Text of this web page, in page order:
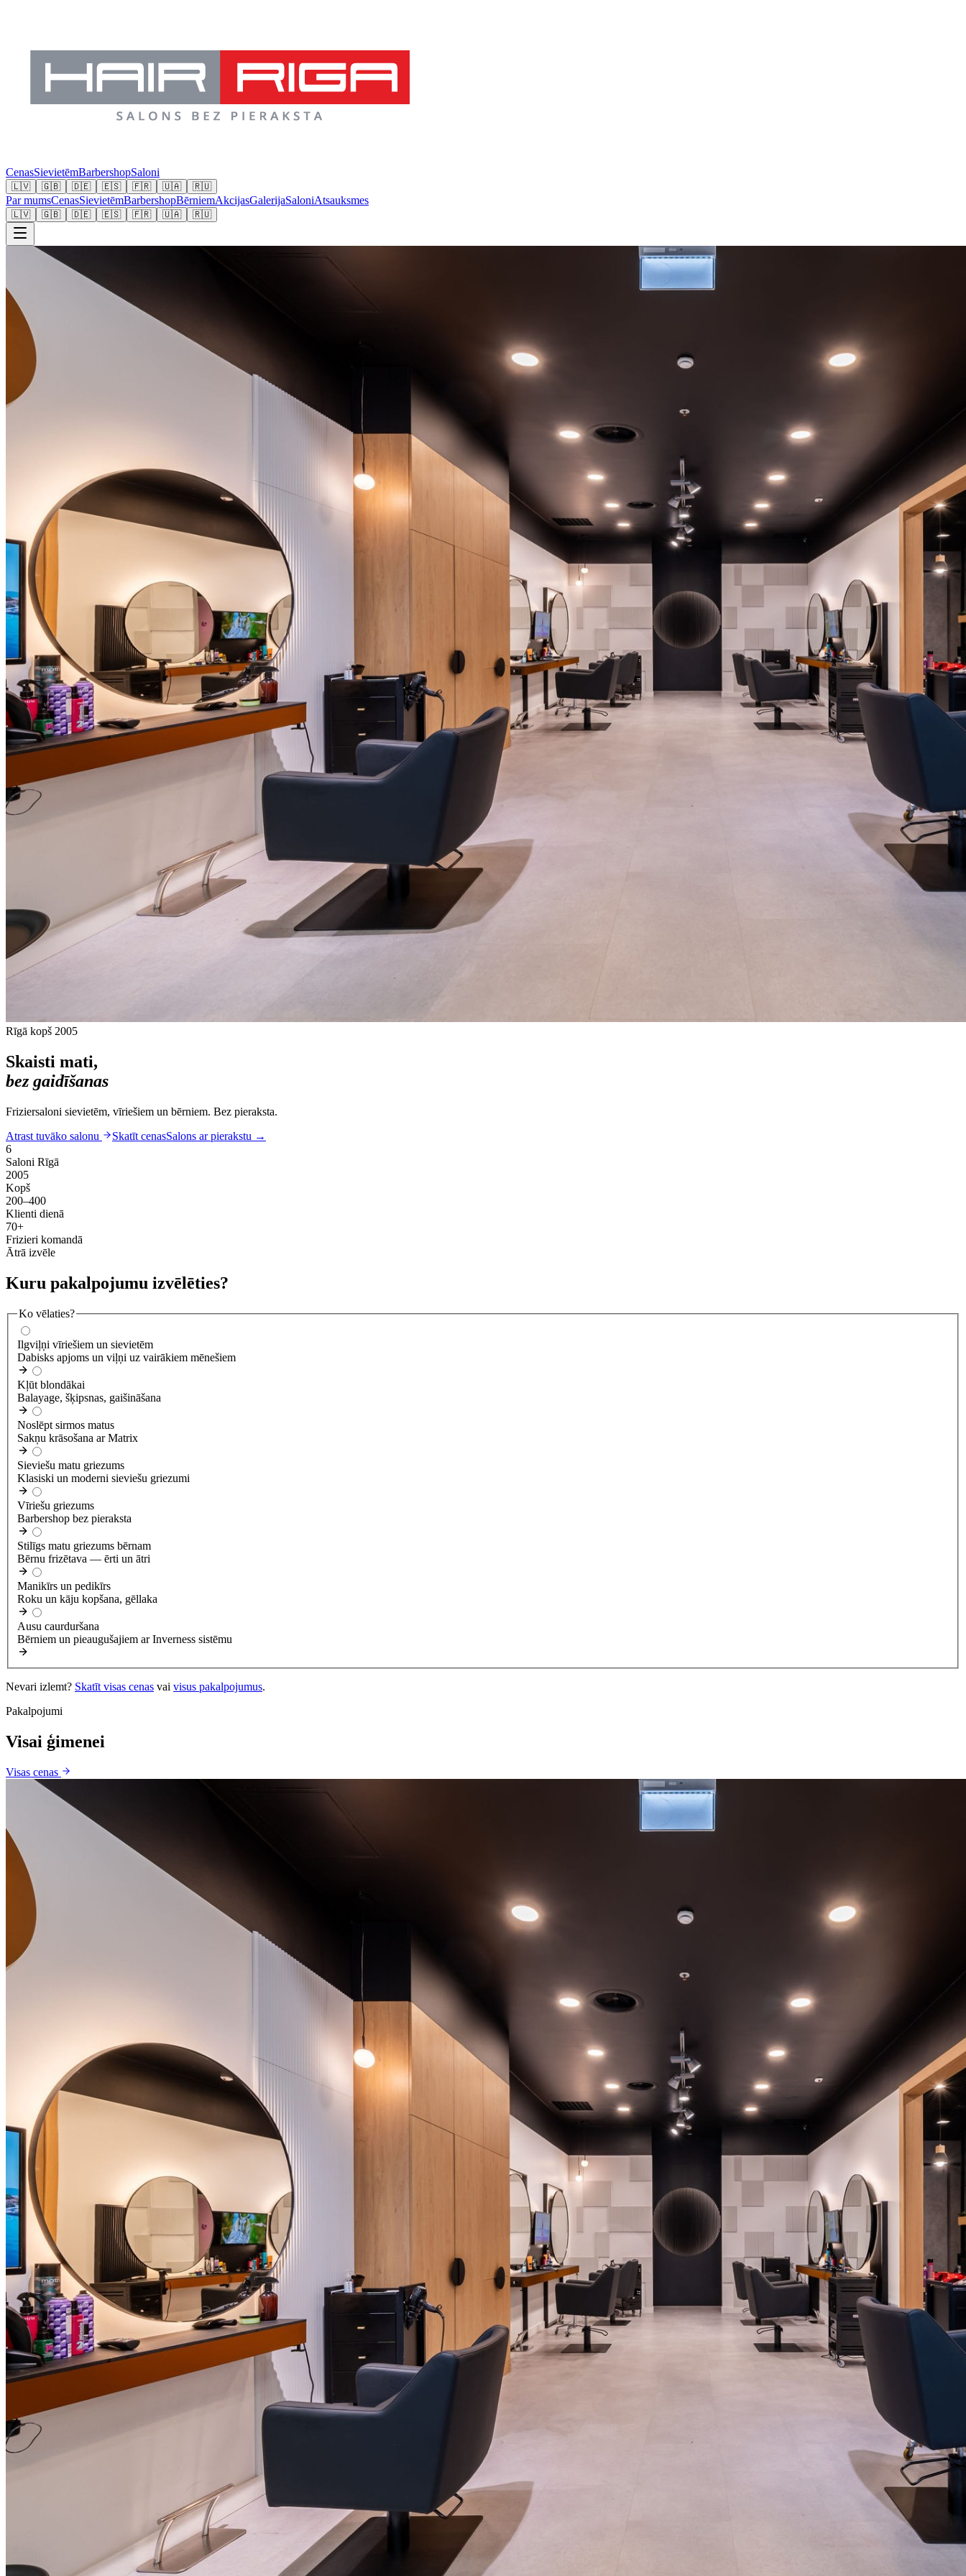
CenasSievietēmBarbershopSaloni
🇱🇻 🇬🇧 🇩🇪 🇪🇸 🇫🇷 🇺🇦 🇷🇺
Par mumsCenasSievietēmBarbershopBērniemAkcijasGalerijaSaloniAtsauksmes
🇱🇻 🇬🇧 🇩🇪 🇪🇸 🇫🇷 🇺🇦 🇷🇺
Rīgā kopš 2005
Skaisti mati,
bez gaidīšanas
Friziersaloni sievietēm, vīriešiem un bērniem. Bez pieraksta.
Atrast tuvāko salonu
Skatīt cenasSalons ar pierakstu →
6
Saloni Rīgā
2005
Kopš
200–400
Klienti dienā
70+
Frizieri komandā
Ātrā izvēle
Kuru pakalpojumu izvēlēties?
Ko vēlaties?
Ilgviļņi vīriešiem un sievietēm
Dabisks apjoms un viļņi uz vairākiem mēnešiem
Kļūt blondākai
Balayage, šķipsnas, gaišināšana
Noslēpt sirmos matus
Sakņu krāsošana ar Matrix
Sieviešu matu griezums
Klasiski un moderni sieviešu griezumi
Vīriešu griezums
Barbershop bez pieraksta
Stilīgs matu griezums bērnam
Bērnu frizētava — ērti un ātri
Manikīrs un pedikīrs
Roku un kāju kopšana, gēllaka
Ausu caurduršana
Bērniem un pieaugušajiem ar Inverness sistēmu
Nevari izlemt? Skatīt visas cenas vai visus pakalpojumus.
Pakalpojumi
Visai ģimenei
Visas cenas